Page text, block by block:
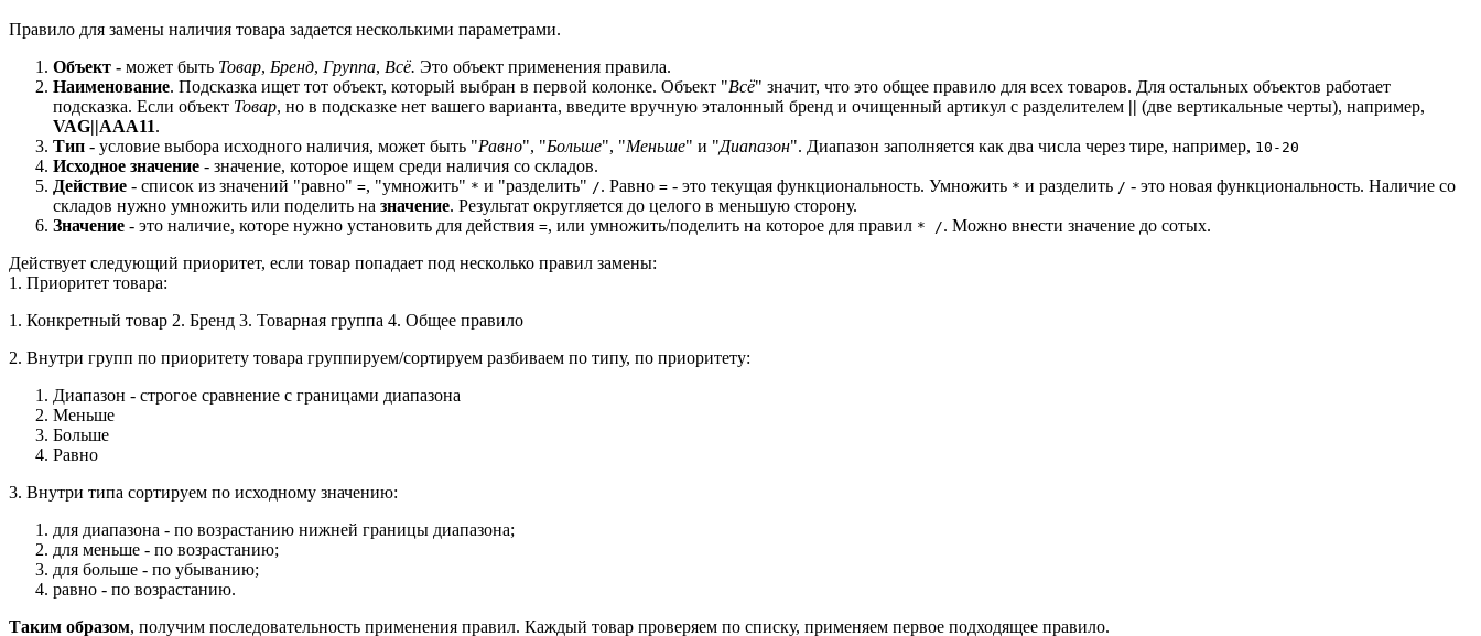
Правило для замены наличия товара задается несколькими параметрами.
Объект - может быть Товар, Бренд, Группа, Всё. Это объект применения правила.
Наименование. Подсказка ищет тот объект, который выбран в первой колонке. Объект "Всё" значит, что это общее правило для всех товаров. Для остальных объектов работает
подсказка. Если объект Товар, но в подсказке нет вашего варианта, введите вручную эталонный бренд и очищенный артикул с разделителем || (две вертикальные черты), например,
VAG||AAA11.
Тип - условие выбора исходного наличия, может быть "Равно", "Больше", "Меньше" и "Диапазон". Диапазон заполняется как два числа через тире, например, 10-20
Исходное значение - значение, которое ищем среди наличия со складов.
Действие - список из значений "равно" =, "умножить" * и "разделить" /. Равно = - это текущая функциональность. Умножить * и разделить / - это новая функциональность. Наличие со
складов нужно умножить или поделить на значение. Результат округляется до целого в меньшую сторону.
Значение - это наличие, которе нужно установить для действия =, или умножить/поделить на которое для правил * /. Можно внести значение до сотых.
Действует следующий приоритет, если товар попадает под несколько правил замены:
1. Приоритет товара:
1. Конкретный товар 2. Бренд 3. Товарная группа 4. Общее правило
2. Внутри групп по приоритету товара группируем/сортируем разбиваем по типу, по приоритету:
Диапазон - строгое сравнение с границами диапазона
Меньше
Больше
Равно
3. Внутри типа сортируем по исходному значению:
для диапазона - по возрастанию нижней границы диапазона;
для меньше - по возрастанию;
для больше - по убыванию;
равно - по возрастанию.
Таким образом, получим последовательность применения правил. Каждый товар проверяем по списку, применяем первое подходящее правило.